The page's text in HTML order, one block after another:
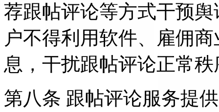
荐跟帖评论等方式干预
户不得利用软件、雇佣
息，干扰跟帖评论正常
第八条 跟帖评论服务提